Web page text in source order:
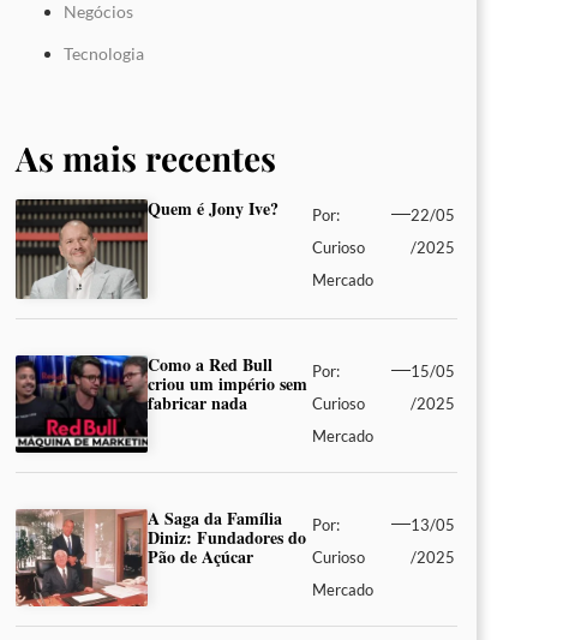
Negócios
Tecnologia
As mais recentes
Quem é Jony Ive?
Por:
Curioso
Mercado
22/05
/2025
Como a Red Bull
criou um império sem
fabricar nada
Por:
Curioso
Mercado
15/05
/2025
A Saga da Família
Diniz: Fundadores do
Pão de Açúcar
Por:
Curioso
Mercado
13/05
/2025